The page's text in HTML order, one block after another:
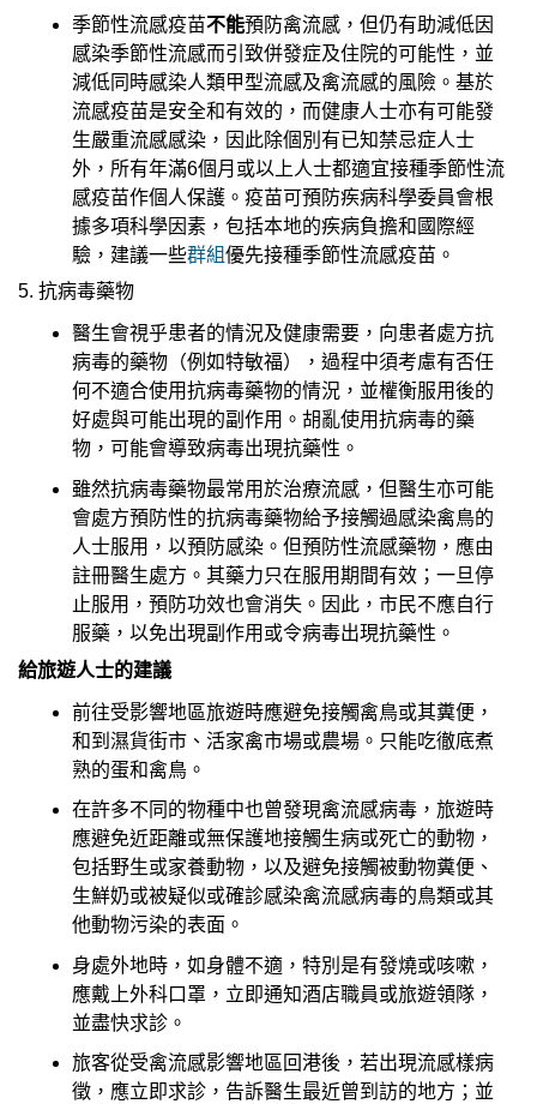
季節性流感疫苗不能預防禽流感，但仍有助減低因
感染季節性流感而引致併發症及住院的可能性，並
減低同時感染人類甲型流感及禽流感的風險。基於
流感疫苗是安全和有效的，而健康人士亦有可能發
生嚴重流感感染，因此除個別有已知禁忌症人士
外，所有年滿6個月或以上人士都適宜接種季節性流
感疫苗作個人保護。疫苗可預防疾病科學委員會根
據多項科學因素，包括本地的疾病負擔和國際經
驗，建議一些群組優先接種季節性流感疫苗。
5. 抗病毒藥物
醫生會視乎患者的情況及健康需要，向患者處方抗
病毒的藥物（例如特敏福），過程中須考慮有否任
何不適合使用抗病毒藥物的情況，並權衡服用後的
好處與可能出現的副作用。胡亂使用抗病毒的藥
物，可能會導致病毒出現抗藥性。
雖然抗病毒藥物最常用於治療流感，但醫生亦可能
會處方預防性的抗病毒藥物給予接觸過感染禽鳥的
人士服用，以預防感染。但預防性流感藥物，應由
註冊醫生處方。其藥力只在服用期間有效；一旦停
止服用，預防功效也會消失。因此，市民不應自行
服藥，以免出現副作用或令病毒出現抗藥性。
給旅遊人士的建議
前往受影響地區旅遊時應避免接觸禽鳥或其糞便，
和到濕貨街市、活家禽市場或農場。只能吃徹底煮
熟的蛋和禽鳥。
在許多不同的物種中也曾發現禽流感病毒，旅遊時
應避免近距離或無保護地接觸生病或死亡的動物，
包括野生或家養動物，以及避免接觸被動物糞便、
生鮮奶或被疑似或確診感染禽流感病毒的鳥類或其
他動物污染的表面。
身處外地時，如身體不適，特別是有發燒或咳嗽，
應戴上外科口罩，立即通知酒店職員或旅遊領隊，
並盡快求診。
旅客從受禽流感影響地區回港後，若出現流感樣病
徵，應立即求診，告訴醫生最近曾到訪的地方；並